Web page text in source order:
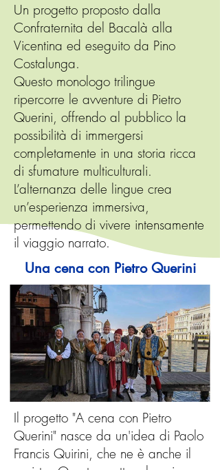
Un progetto proposto dalla
Confraternita del Bacalà alla
Vicentina ed eseguito da Pino
Costalunga.
Questo monologo trilingue
ripercorre le avventure di Pietro
Querini, offrendo al pubblico la
possibilità di immergersi
completamente in una storia ricca
di sfumature multiculturali.
L’alternanza delle lingue crea
un’esperienza immersiva,
permettendo di vivere intensamente
il viaggio narrato.
Una cena con Pietro Querini
Il progetto "A cena con Pietro
Querini" nasce da un'idea di Paolo
Francis Quirini, che ne è anche il